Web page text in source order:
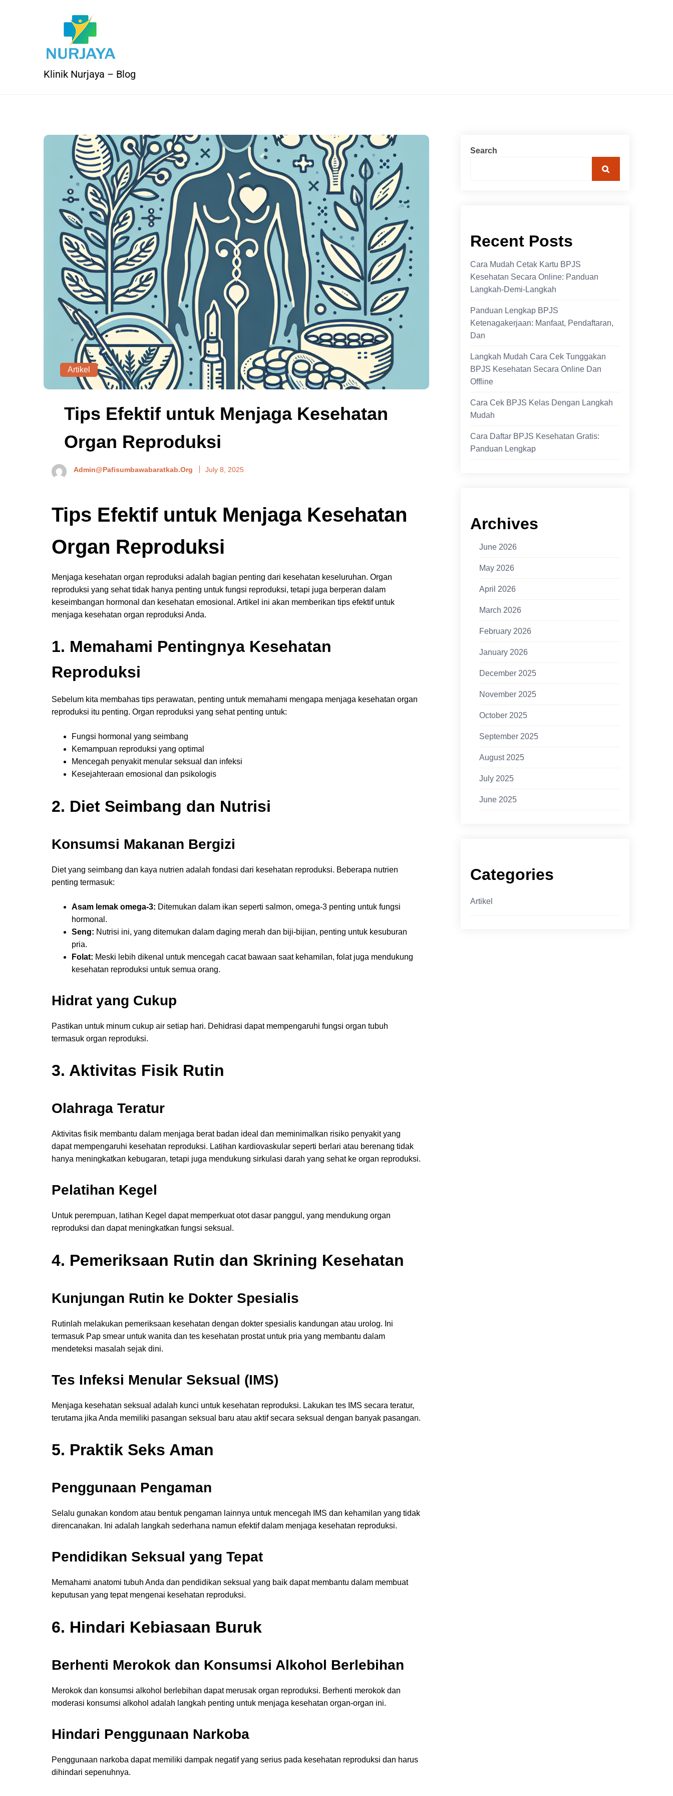
Klinik Nurjaya – Blog
Artikel
Tips Efektif untuk Menjaga Kesehatan
Organ Reproduksi
Admin@pafisumbawabaratkab.org July 8, 2025
Tips Efektif untuk Menjaga Kesehatan
Organ Reproduksi
Menjaga kesehatan organ reproduksi adalah bagian penting dari kesehatan keseluruhan. Organ
reproduksi yang sehat tidak hanya penting untuk fungsi reproduksi, tetapi juga berperan dalam
keseimbangan hormonal dan kesehatan emosional. Artikel ini akan memberikan tips efektif untuk
menjaga kesehatan organ reproduksi Anda.
1. Memahami Pentingnya Kesehatan
Reproduksi
Sebelum kita membahas tips perawatan, penting untuk memahami mengapa menjaga kesehatan organ
reproduksi itu penting. Organ reproduksi yang sehat penting untuk:
Fungsi hormonal yang seimbang
Kemampuan reproduksi yang optimal
Mencegah penyakit menular seksual dan infeksi
Kesejahteraan emosional dan psikologis
2. Diet Seimbang dan Nutrisi
Konsumsi Makanan Bergizi
Diet yang seimbang dan kaya nutrien adalah fondasi dari kesehatan reproduksi. Beberapa nutrien
penting termasuk:
Asam lemak omega-3: Ditemukan dalam ikan seperti salmon, omega-3 penting untuk fungsi
hormonal.
Seng: Nutrisi ini, yang ditemukan dalam daging merah dan biji-bijian, penting untuk kesuburan
pria.
Folat: Meski lebih dikenal untuk mencegah cacat bawaan saat kehamilan, folat juga mendukung
kesehatan reproduksi untuk semua orang.
Hidrat yang Cukup
Pastikan untuk minum cukup air setiap hari. Dehidrasi dapat mempengaruhi fungsi organ tubuh
termasuk organ reproduksi.
3. Aktivitas Fisik Rutin
Olahraga Teratur
Aktivitas fisik membantu dalam menjaga berat badan ideal dan meminimalkan risiko penyakit yang
dapat mempengaruhi kesehatan reproduksi. Latihan kardiovaskular seperti berlari atau berenang tidak
hanya meningkatkan kebugaran, tetapi juga mendukung sirkulasi darah yang sehat ke organ reproduksi.
Pelatihan Kegel
Untuk perempuan, latihan Kegel dapat memperkuat otot dasar panggul, yang mendukung organ
reproduksi dan dapat meningkatkan fungsi seksual.
4. Pemeriksaan Rutin dan Skrining Kesehatan
Kunjungan Rutin ke Dokter Spesialis
Rutinlah melakukan pemeriksaan kesehatan dengan dokter spesialis kandungan atau urolog. Ini
termasuk Pap smear untuk wanita dan tes kesehatan prostat untuk pria yang membantu dalam
mendeteksi masalah sejak dini.
Tes Infeksi Menular Seksual (IMS)
Menjaga kesehatan seksual adalah kunci untuk kesehatan reproduksi. Lakukan tes IMS secara teratur,
terutama jika Anda memiliki pasangan seksual baru atau aktif secara seksual dengan banyak pasangan.
5. Praktik Seks Aman
Penggunaan Pengaman
Selalu gunakan kondom atau bentuk pengaman lainnya untuk mencegah IMS dan kehamilan yang tidak
direncanakan. Ini adalah langkah sederhana namun efektif dalam menjaga kesehatan reproduksi.
Pendidikan Seksual yang Tepat
Memahami anatomi tubuh Anda dan pendidikan seksual yang baik dapat membantu dalam membuat
keputusan yang tepat mengenai kesehatan reproduksi.
6. Hindari Kebiasaan Buruk
Berhenti Merokok dan Konsumsi Alkohol Berlebihan
Merokok dan konsumsi alkohol berlebihan dapat merusak organ reproduksi. Berhenti merokok dan
moderasi konsumsi alkohol adalah langkah penting untuk menjaga kesehatan organ-organ ini.
Hindari Penggunaan Narkoba
Penggunaan narkoba dapat memiliki dampak negatif yang serius pada kesehatan reproduksi dan harus
dihindari sepenuhnya.
Search
Recent Posts
Cara Mudah Cetak Kartu BPJS
Kesehatan Secara Online: Panduan
Langkah-Demi-Langkah
Panduan Lengkap BPJS
Ketenagakerjaan: Manfaat, Pendaftaran,
Dan
Langkah Mudah Cara Cek Tunggakan
BPJS Kesehatan Secara Online Dan
Offline
Cara Cek BPJS Kelas Dengan Langkah
Mudah
Cara Daftar BPJS Kesehatan Gratis:
Panduan Lengkap
Archives
June 2026
May 2026
April 2026
March 2026
February 2026
January 2026
December 2025
November 2025
October 2025
September 2025
August 2025
July 2025
June 2025
Categories
Artikel